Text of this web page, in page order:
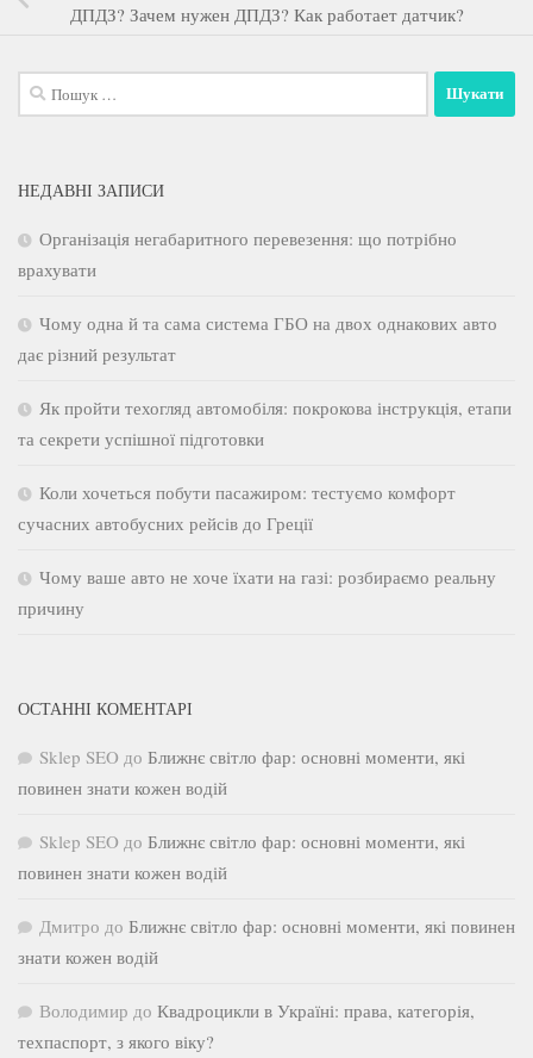
ДПДЗ? Зачем нужен ДПДЗ? Как работает датчик?
Пошук:
НЕДАВНІ ЗАПИСИ
Організація негабаритного перевезення: що потрібно
врахувати
Чому одна й та сама система ГБО на двох однакових авто
дає різний результат
Як пройти техогляд автомобіля: покрокова інструкція, етапи
та секрети успішної підготовки
Коли хочеться побути пасажиром: тестуємо комфорт
сучасних автобусних рейсів до Греції
Чому ваше авто не хоче їхати на газі: розбираємо реальну
причину
ОСТАННІ КОМЕНТАРІ
Sklep SEO до Ближнє світло фар: основні моменти, які
повинен знати кожен водій
Sklep SEO до Ближнє світло фар: основні моменти, які
повинен знати кожен водій
Дмитро до Ближнє світло фар: основні моменти, які повинен
знати кожен водій
Володимир до Квадроцикли в Україні: права, категорія,
техпаспорт, з якого віку?